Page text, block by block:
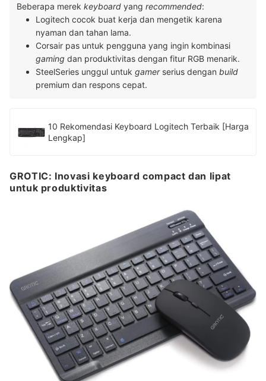
Beberapa merek keyboard yang recommended:
Logitech cocok buat kerja dan mengetik karena
nyaman dan tahan lama.
Corsair pas untuk pengguna yang ingin kombinasi
gaming dan produktivitas dengan fitur RGB menarik.
SteelSeries unggul untuk gamerserius dengan build
premium dan respons cepat.
10 Rekomendasi Keyboard Logitech Terbaik [Harga
Lengkap]
GROTIC: Inovasi keyboard compact dan lipat
untuk produktivitas